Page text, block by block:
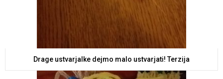
Drage ustvarjalke dejmo malo ustvarjati! Terzija